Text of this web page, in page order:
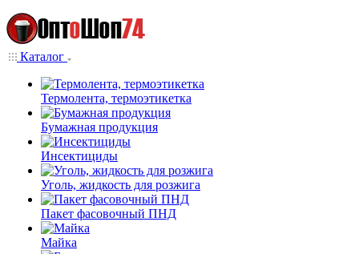
Каталог
Термолента, термоэтикетка
Бумажная продукция
Инсектициды
Уголь, жидкость для розжига
Пакет фасовочный ПНД
Майка